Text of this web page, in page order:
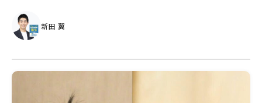
新田 翼